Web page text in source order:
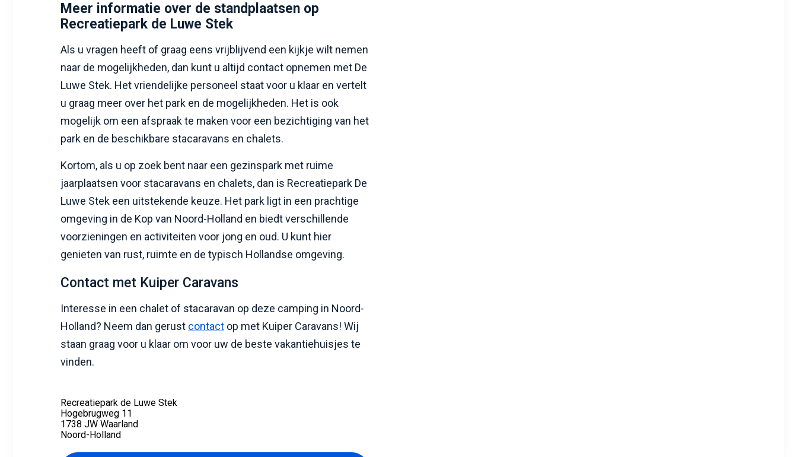
Meer informatie over de standplaatsen op
Recreatiepark de Luwe Stek
Als u vragen heeft of graag eens vrijblijvend een kijkje wilt nemen
naar de mogelijkheden, dan kunt u altijd contact opnemen met De
Luwe Stek. Het vriendelijke personeel staat voor u klaar en vertelt
u graag meer over het park en de mogelijkheden. Het is ook
mogelijk om een afspraak te maken voor een bezichtiging van het
park en de beschikbare stacaravans en chalets.
Kortom, als u op zoek bent naar een gezinspark met ruime
jaarplaatsen voor stacaravans en chalets, dan is Recreatiepark De
Luwe Stek een uitstekende keuze. Het park ligt in een prachtige
omgeving in de Kop van Noord-Holland en biedt verschillende
voorzieningen en activiteiten voor jong en oud. U kunt hier
genieten van rust, ruimte en de typisch Hollandse omgeving.
Contact met Kuiper Caravans
Interesse in een chalet of stacaravan op deze camping in Noord-
Holland? Neem dan gerust contact op met Kuiper Caravans! Wij
staan graag voor u klaar om voor uw de beste vakantiehuisjes te
vinden.
Recreatiepark de Luwe Stek
Hogebrugweg 11
1738 JW Waarland
Noord-Holland